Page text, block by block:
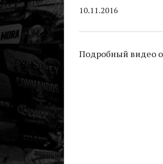
10.11.2016
Подробный видео